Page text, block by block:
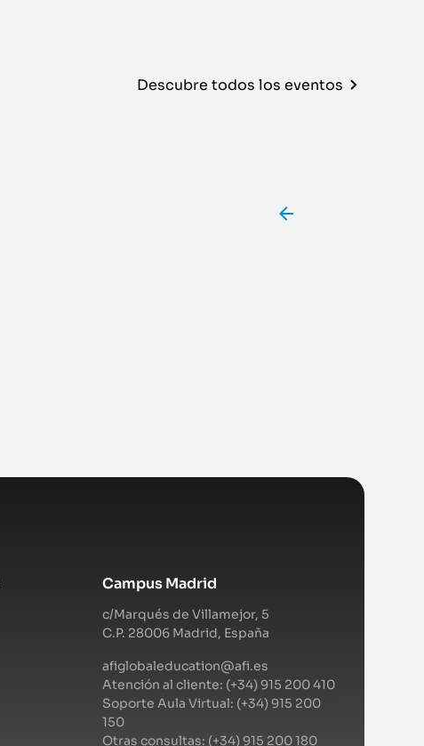
Descubre todos los eventos
Campus Madrid
c/Marqués de Villamejor, 5
C.P. 28006 Madrid, España
afiglobaleducation@afi.es
Atención al cliente: (+34) 915 200 410
Soporte Aula Virtual: (+34) 915 200
150
Otras consultas: (+34) 915 200 180